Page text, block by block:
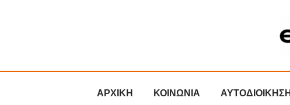
ΑΡΧΙΚΗ ΚΟΙΝΩΝΙΑ ΑΥΤΟΔΙΟΙΚΗΣΗ